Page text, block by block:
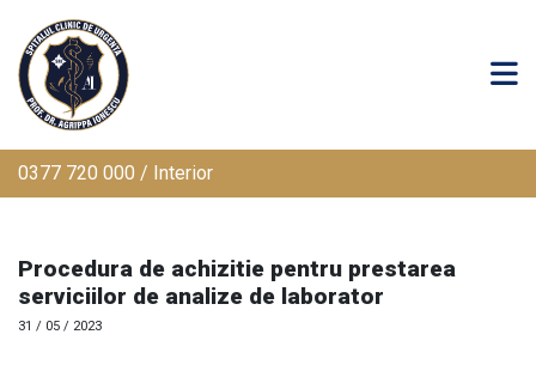
0377 720 000 / Interior
Procedura de achizitie pentru prestarea
serviciilor de analize de laborator
31 / 05 / 2023